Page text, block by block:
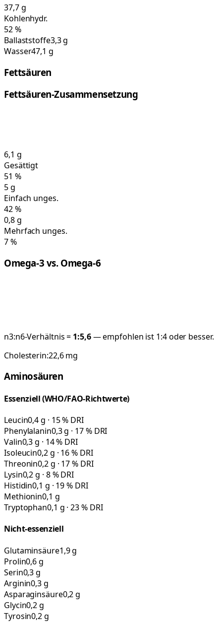
37,7g
Kohlenhydr.
52%
Ballaststoffe3,3 g
Wasser47,1 g
Fettsäuren
Fettsäuren-Zusammensetzung
6,1 g
Gesättigt
51 %
5g
Einfach unges.
42%
0,8g
Mehrfach unges.
7%
Omega-3 vs. Omega-6
n3:n6-Verhältnis = 1:5,6— empfohlen ist 1:4 oder besser.
Cholesterin:22,6mg
Aminosäuren
Essenziell (WHO/FAO-Richtwerte)
Leucin0,4 g · 15 % DRI
Phenylalanin0,3 g · 17 % DRI
Valin0,3 g · 14 % DRI
Isoleucin0,2 g · 16 % DRI
Threonin0,2 g · 17 % DRI
Lysin0,2 g · 8 % DRI
Histidin0,1 g · 19 % DRI
Methionin0,1 g
Tryptophan0,1 g · 23 % DRI
Nicht-essenziell
Glutaminsäure1,9 g
Prolin0,6 g
Serin0,3 g
Arginin0,3 g
Asparaginsäure0,2 g
Glycin0,2 g
Tyrosin0,2 g